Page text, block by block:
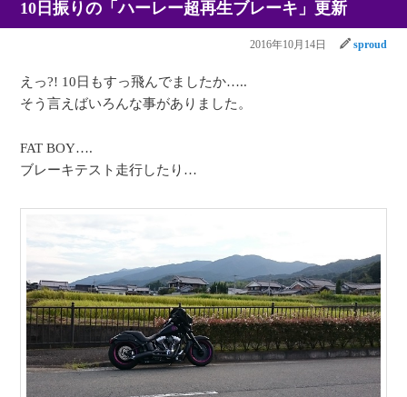
10日振りの「ハーレー超再生ブレーキ」更新
2016年10月14日 sproud
えっ?! 10日もすっ飛んでましたか…..
そう言えばいろんな事がありました。
FAT BOY….
ブレーキテスト走行したり…